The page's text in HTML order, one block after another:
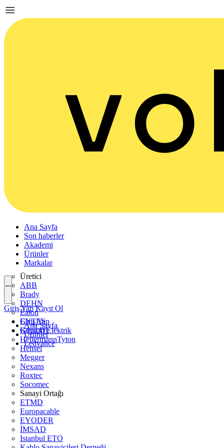
Ana Sayfa
Son haberler
Akademi
Ürünler
Markalar
Üretici
ABB
Brady
DEHN
Eaton
ENTES
Günsan Elektrik
HellermannTyton
Hensel
Megger
Nexans
Roxtec
Socomec
Sanayi Ortağı
ETMD
Europacable
EYODER
İMSAD
Istanbul ETO
Giriş Yap
Kayıt Ol
Giriş Yap Kayıt Ol
Ana Sayfa
Ürünler
Ledvance